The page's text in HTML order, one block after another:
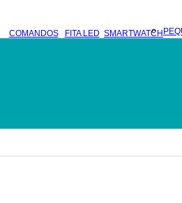
COMANDOS FITA LED SMARTWATCH